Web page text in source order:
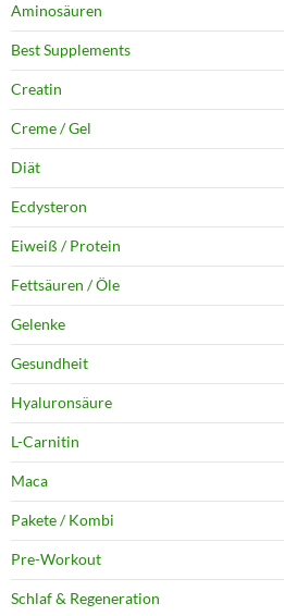
Aminosäuren
Best Supplements
Creatin
Creme / Gel
Diät
Ecdysteron
Eiweiß / Protein
Fettsäuren / Öle
Gelenke
Gesundheit
Hyaluronsäure
L-Carnitin
Maca
Pakete / Kombi
Pre-Workout
Schlaf & Regeneration